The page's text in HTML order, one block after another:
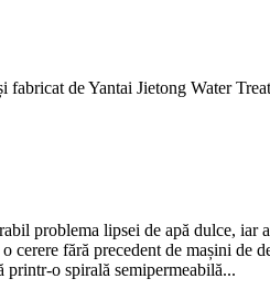
fabricat de Yantai Jietong Water
problema lipsei de apă dulce, iar
fără precedent de mașini de
printr-o spirală semipermeabilă...